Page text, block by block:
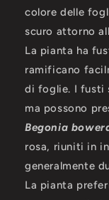
colore delle
scuro attorno
La pianta ha
ramificano
di foglie. I fusti
ma possono
Begonia
rosa, riuniti in
generalmente
La pianta